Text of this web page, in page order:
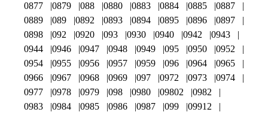
0877
0879 088 0880 0883 0884 0885
0887
0889
089 0892 0893 0894 0895 0896
0897
0898
092 0920 093 0930 0940 0942
0943
0944
0946 0947 0948 0949 095 0950
0952
0954
0955 0956 0957 0959 096 0964
0965
0966
0967 0968 0969 097 0972 0973
0974
0977
0978 0979 098 0980 09802
0982
0983
0984 0985 0986 0987 099
09912